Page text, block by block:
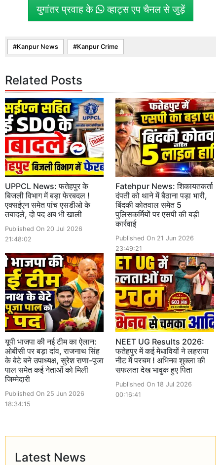
युगांतर प्रवाह के व्हाट्स एप चैनल से जुड़ें
Kanpur News Kanpur Crime
Related Posts
UPPCL News: फतेहपुर के
बिजली विभाग में बड़ा फेरबदल !
एक्सईएन समेत पांच एसडीओ के
तबादले, दो पद अब भी खाली
Published On 20 Jul 2026
21:48:02
Fatehpur News: शिकायतकर्ता
दंपती को थाने में बैठाना पड़ा भारी,
बिंदकी कोतवाल समेत 5
पुलिसकर्मियों पर एसपी की बड़ी
कार्रवाई
Published On 21 Jun 2026
23:49:21
यूपी भाजपा की नई टीम का ऐलान:
ओबीसी पर बड़ा दांव, राजनाथ सिंह
के बेटे बने उपाध्यक्ष, सुरेश राणा-पूजा
पाल समेत कई नेताओं को मिली
जिम्मेदारी
Published On 25 Jun 2026
18:34:15
NEET UG Results 2026:
फतेहपुर में कई मेधावियों ने लहराया
नीट में परचम ! अभिनव शुक्ला की
सफलता देख भावुक हुए पिता
Published On 18 Jul 2026
00:16:41
Latest News